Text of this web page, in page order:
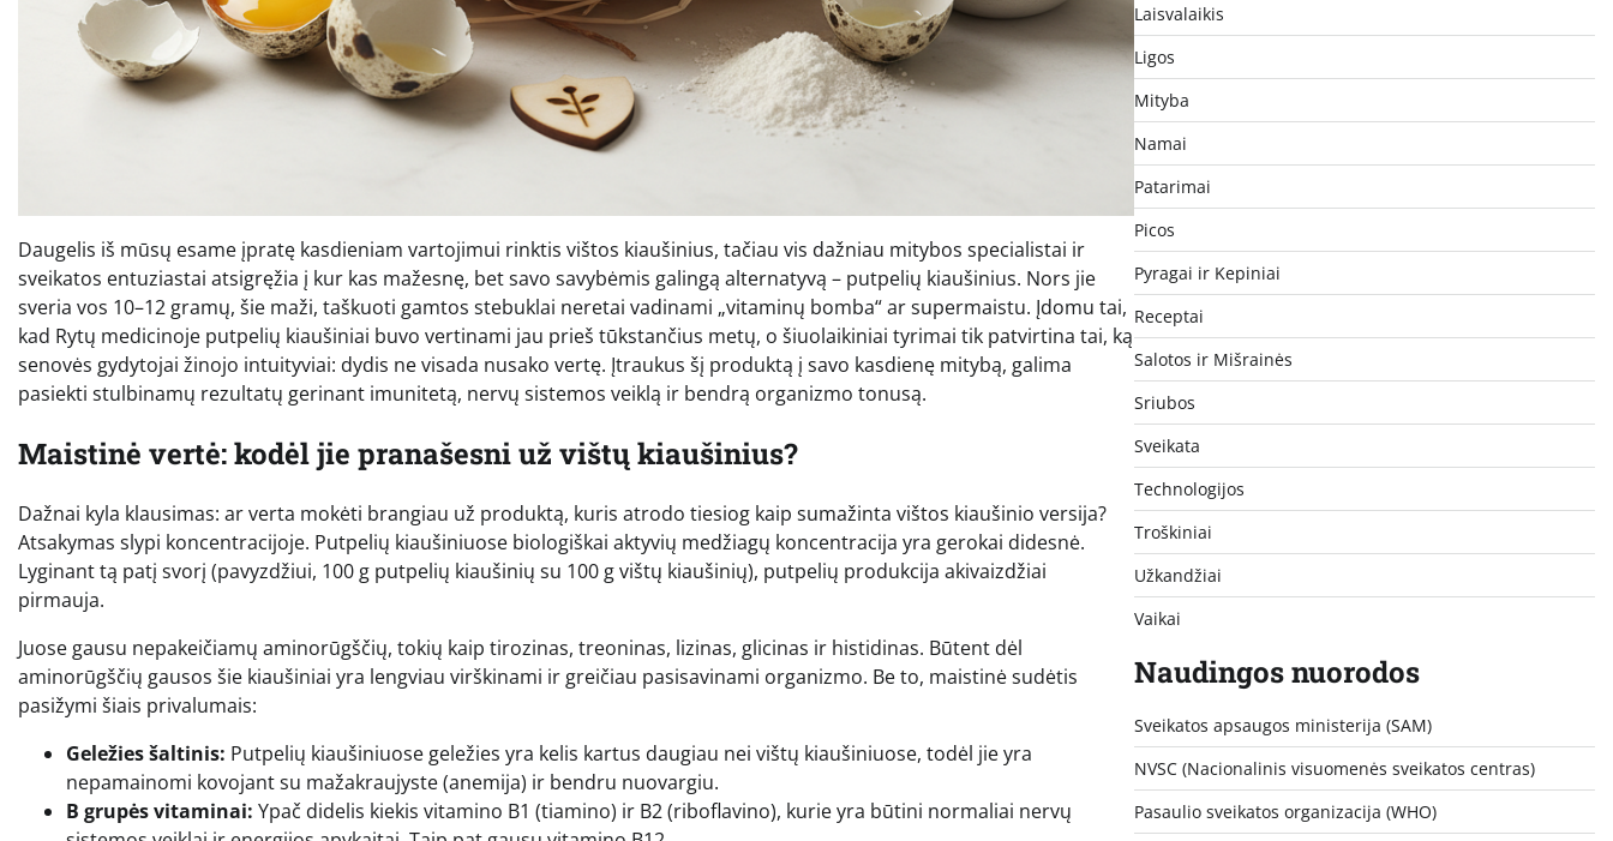
Daugelis iš mūsų esame įpratę kasdieniam vartojimui rinktis vištos kiaušinius, tačiau vis dažniau mitybos specialistai ir
sveikatos entuziastai atsigręžia į kur kas mažesnę, bet savo savybėmis galingą alternatyvą – putpelių kiaušinius. Nors jie
sveria vos 10–12 gramų, šie maži, taškuoti gamtos stebuklai neretai vadinami „vitaminų bomba“ ar supermaistu. Įdomu tai,
kad Rytų medicinoje putpelių kiaušiniai buvo vertinami jau prieš tūkstančius metų, o šiuolaikiniai tyrimai tik patvirtina tai, ką
senovės gydytojai žinojo intuityviai: dydis ne visada nusako vertę. Įtraukus šį produktą į savo kasdienę mitybą, galima
pasiekti stulbinamų rezultatų gerinant imunitetą, nervų sistemos veiklą ir bendrą organizmo tonusą.
Maistinė vertė: kodėl jie pranašesni už vištų kiaušinius?
Dažnai kyla klausimas: ar verta mokėti brangiau už produktą, kuris atrodo tiesiog kaip sumažinta vištos kiaušinio versija?
Atsakymas slypi koncentracijoje. Putpelių kiaušiniuose biologiškai aktyvių medžiagų koncentracija yra gerokai didesnė.
Lyginant tą patį svorį (pavyzdžiui, 100 g putpelių kiaušinių su 100 g vištų kiaušinių), putpelių produkcija akivaizdžiai
pirmauja.
Juose gausu nepakeičiamų aminorūgščių, tokių kaip tirozinas, treoninas, lizinas, glicinas ir histidinas. Būtent dėl
aminorūgščių gausos šie kiaušiniai yra lengviau virškinami ir greičiau pasisavinami organizmo. Be to, maistinė sudėtis
pasižymi šiais privalumais:
Geležies šaltinis: Putpelių kiaušiniuose geležies yra kelis kartus daugiau nei vištų kiaušiniuose, todėl jie yra
nepamainomi kovojant su mažakraujyste (anemija) ir bendru nuovargiu.
B grupės vitaminai: Ypač didelis kiekis vitamino B1 (tiamino) ir B2 (riboflavino), kurie yra būtini normaliai nervų
Laisvalaikis
Ligos
Mityba
Namai
Patarimai
Picos
Pyragai ir Kepiniai
Receptai
Salotos ir Mišrainės
Sriubos
Sveikata
Technologijos
Troškiniai
Užkandžiai
Vaikai
Naudingos nuorodos
Sveikatos apsaugos ministerija (SAM)
NVSC (Nacionalinis visuomenės sveikatos centras)
Pasaulio sveikatos organizacija (WHO)